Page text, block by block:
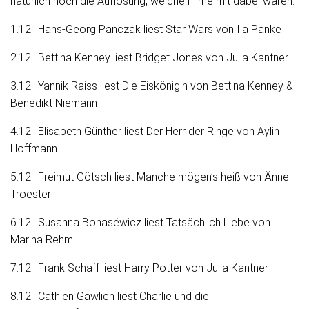
1.12.: Hans-Georg Panczak liest Star Wars von Ila Panke
2.12.: Bettina Kenney liest Bridget Jones von Julia Kantner
3.12.: Yannik Raiss liest Die Eiskönigin von Bettina Kenney &
Benedikt Niemann
4.12.: Elisabeth Günther liest Der Herr der Ringe von Aylin
Hoffmann
5.12.: Freimut Götsch liest Manche mögen’s heiß von Änne
Troester
6.12.: Susanna Bonaséwicz liest Tatsächlich Liebe von
Marina Rehm
7.12.: Frank Schaff liest Harry Potter von Julia Kantner
8.12.: Cathlen Gawlich liest Charlie und die